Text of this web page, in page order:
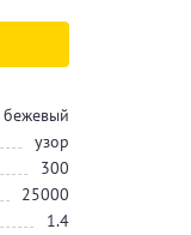
бежевый
узор
300
25000
1.4